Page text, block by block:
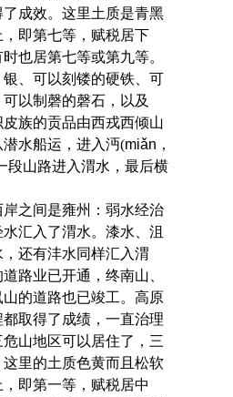
成效。这里土质是青黑
即第七等，赋税居下
也居第七等或第九等。
、可以刻镂的硬铁、可
以制磬的磬石，以及
族的贡品由西戎西倾山
水船运，进入沔(miǎn ，
段山路进入渭水，最后横
之间是雍州：弱水经治
汇入了渭水。漆水、沮
还有沣水同样汇入渭
路业已开通，终南山、
的道路也已竣工。高原
取得了成绩，一直治理
山地区可以居住了，三
里的土质色黄而且松软
即第一等，赋税居中